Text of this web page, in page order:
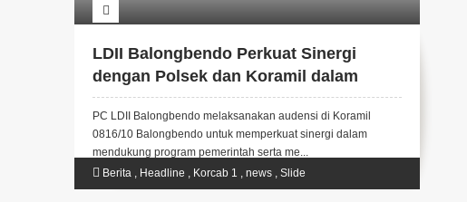
LDII Balongbendo Perkuat Sinergi
dengan Polsek dan Koramil dalam
Audensi Bersama untuk Kamtibmas
PC LDII Balongbendo melaksanakan audensi di Koramil
0816/10 Balongbendo untuk memperkuat sinergi dalam
mendukung program pemerintah serta me...
Berita , Headline , Korcab 1 , news , Slide